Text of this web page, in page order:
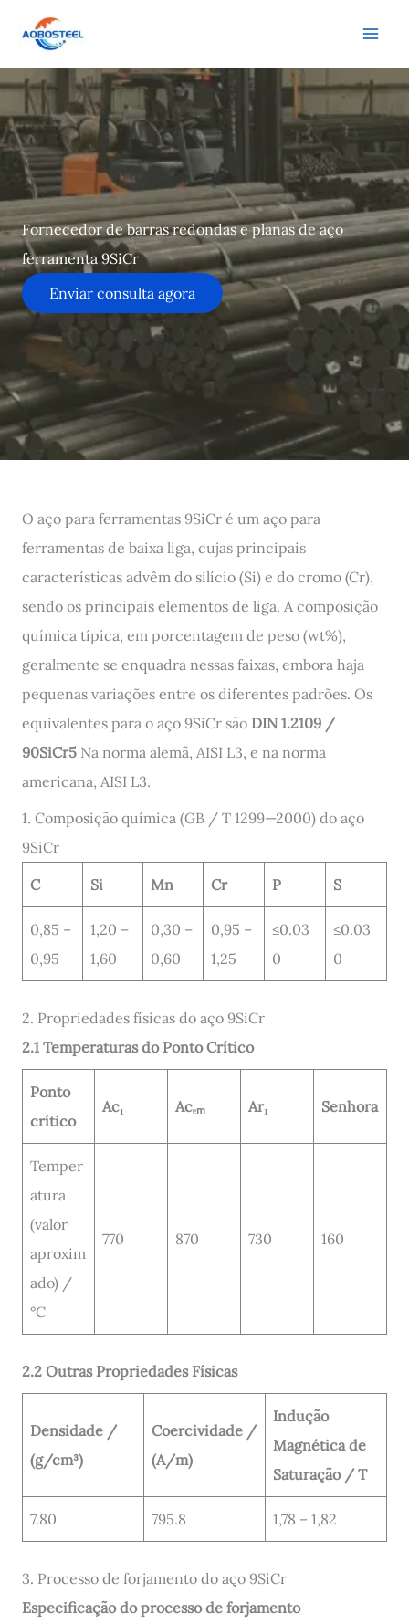
para
o
conteúdo
Fornecedor de barras redondas e planas de aço
ferramenta 9SiCr
Enviar consulta agora
O aço para ferramentas 9SiCr é um aço para
ferramentas de baixa liga, cujas principais
características advêm do silício (Si) e do cromo (Cr),
sendo os principais elementos de liga. A composição
química típica, em porcentagem de peso (wt%),
geralmente se enquadra nessas faixas, embora haja
pequenas variações entre os diferentes padrões. Os
equivalentes para o aço 9SiCr são DIN 1.2109 /
90SiCr5 Na norma alemã, AISI L3, e na norma
americana, AISI L3.
1. Composição química (GB / T 1299—2000) do aço
9SiCr
C Si Mn Cr P S
0,85 –
0,95
1,20 –
1,60
0,30 –
0,60
0,95 –
1,25
≤0.03
0
≤0.03
0
2. Propriedades físicas do aço 9SiCr
2.1 Temperaturas do Ponto Crítico
Ponto
crítico
Ac₁ Acₑₘ Ar₁ Senhora
Temper
atura
(valor
aproxim
ado) /
°C
770 870 730 160
2.2 Outras Propriedades Físicas
Densidade /
(g/cm³)
Coercividade /
(A/m)
Indução
Magnética de
Saturação / T
7.80 795.8 1,78 – 1,82
3. Processo de forjamento do aço 9SiCr
Especificação do processo de forjamento